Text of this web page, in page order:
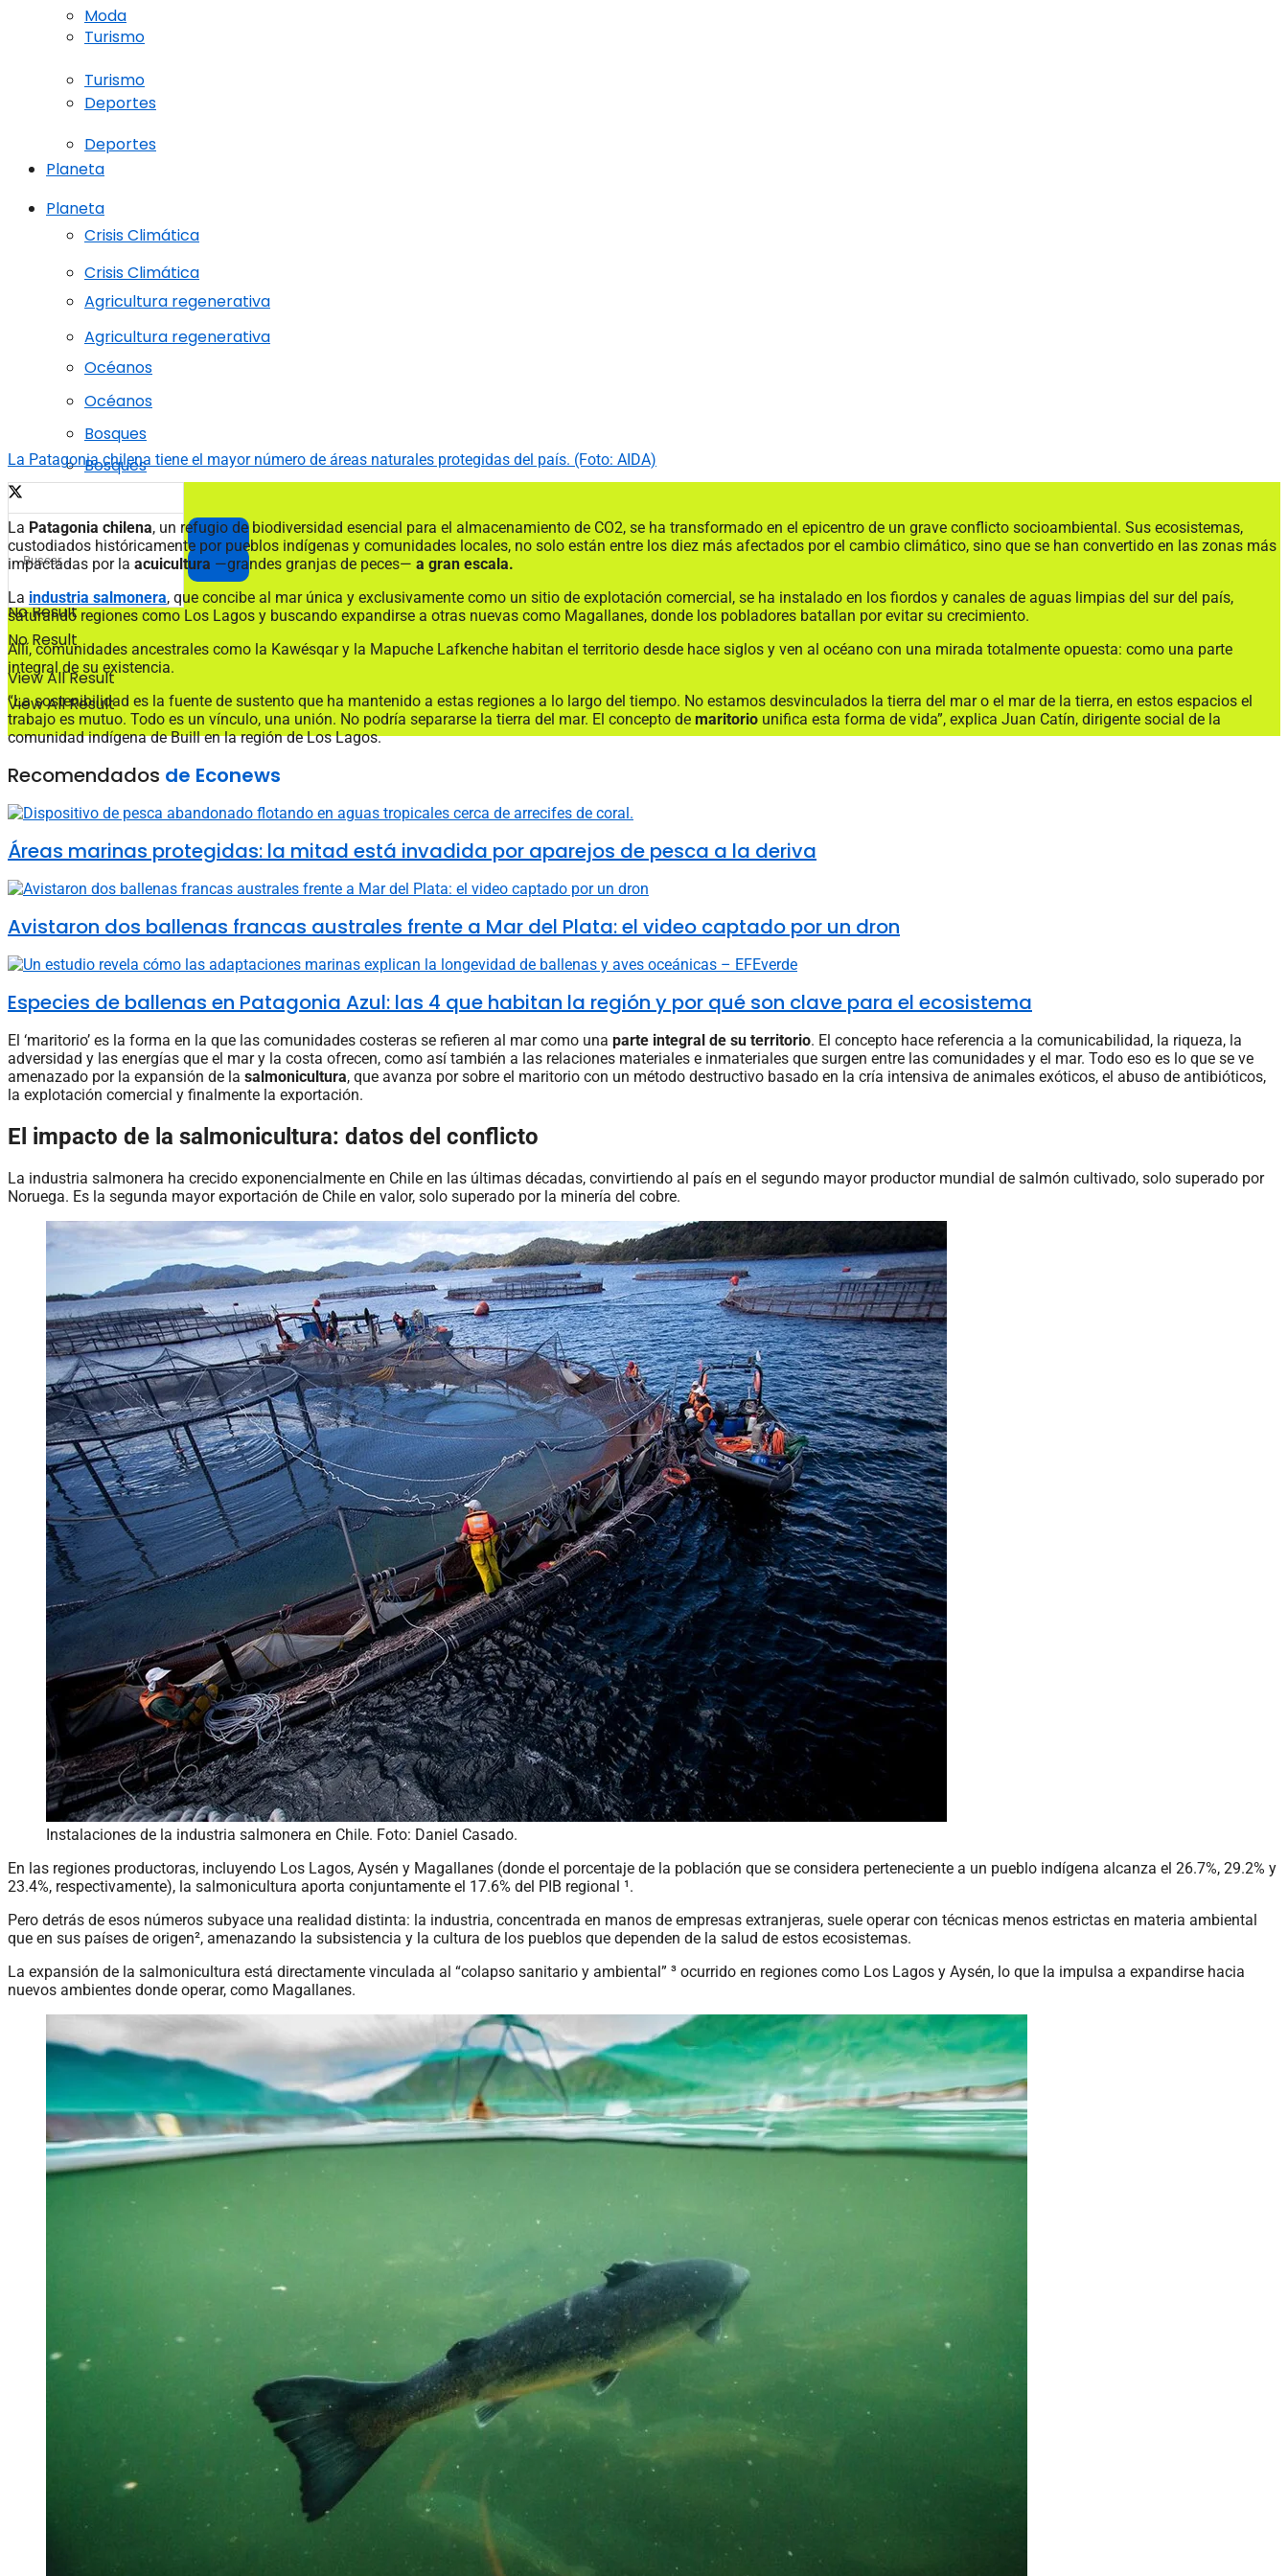
Turismo
Deportes
Planeta
Crisis Climática
Agricultura regenerativa
Océanos
Bosques
No Result
View All Result
Moda
Turismo
Deportes
Planeta
Crisis Climática
Agricultura regenerativa
Océanos
Bosques
No Result
View All Result
La Patagonia chilena tiene el mayor número de áreas naturales protegidas del país. (Foto: AIDA)
La Patagonia chilena, un refugio de biodiversidad esencial para el almacenamiento de CO2, se ha transformado en el epicentro de un grave conflicto socioambiental. Sus ecosistemas,
custodiados históricamente por pueblos indígenas y comunidades locales, no solo están entre los diez más afectados por el cambio climático, sino que se han convertido en las zonas más
impactadas por la acuicultura —grandes granjas de peces— a gran escala.
La industria salmonera, que concibe al mar única y exclusivamente como un sitio de explotación comercial, se ha instalado en los fiordos y canales de aguas limpias del sur del país,
saturando regiones como Los Lagos y buscando expandirse a otras nuevas como Magallanes, donde los pobladores batallan por evitar su crecimiento.
Allí, comunidades ancestrales como la Kawésqar y la Mapuche Lafkenche habitan el territorio desde hace siglos y ven al océano con una mirada totalmente opuesta: como una parte
integral de su existencia.
“La sostenibilidad es la fuente de sustento que ha mantenido a estas regiones a lo largo del tiempo. No estamos desvinculados la tierra del mar o el mar de la tierra, en estos espacios el
trabajo es mutuo. Todo es un vínculo, una unión. No podría separarse la tierra del mar. El concepto de maritorio unifica esta forma de vida”, explica Juan Catín, dirigente social de la
comunidad indígena de Buill en la región de Los Lagos.
Recomendados de Econews
Áreas marinas protegidas: la mitad está invadida por aparejos de pesca a la deriva
Avistaron dos ballenas francas australes frente a Mar del Plata: el video captado por un dron
Especies de ballenas en Patagonia Azul: las 4 que habitan la región y por qué son clave para el ecosistema
El ‘maritorio’ es la forma en la que las comunidades costeras se refieren al mar como una parte integral de su territorio. El concepto hace referencia a la comunicabilidad, la riqueza, la
adversidad y las energías que el mar y la costa ofrecen, como así también a las relaciones materiales e inmateriales que surgen entre las comunidades y el mar. Todo eso es lo que se ve
amenazado por la expansión de la salmonicultura, que avanza por sobre el maritorio con un método destructivo basado en la cría intensiva de animales exóticos, el abuso de antibióticos,
la explotación comercial y finalmente la exportación.
El impacto de la salmonicultura: datos del conflicto
La industria salmonera ha crecido exponencialmente en Chile en las últimas décadas, convirtiendo al país en el segundo mayor productor mundial de salmón cultivado, solo superado por
Noruega. Es la segunda mayor exportación de Chile en valor, solo superado por la minería del cobre.
Instalaciones de la industria salmonera en Chile. Foto: Daniel Casado.
En las regiones productoras, incluyendo Los Lagos, Aysén y Magallanes (donde el porcentaje de la población que se considera perteneciente a un pueblo indígena alcanza el 26.7%, 29.2% y
23.4%, respectivamente), la salmonicultura aporta conjuntamente el 17.6% del PIB regional ¹.
Pero detrás de esos números subyace una realidad distinta: la industria, concentrada en manos de empresas extranjeras, suele operar con técnicas menos estrictas en materia ambiental
que en sus países de origen², amenazando la subsistencia y la cultura de los pueblos que dependen de la salud de estos ecosistemas.
La expansión de la salmonicultura está directamente vinculada al “colapso sanitario y ambiental” ³ ocurrido en regiones como Los Lagos y Aysén, lo que la impulsa a expandirse hacia
nuevos ambientes donde operar, como Magallanes.